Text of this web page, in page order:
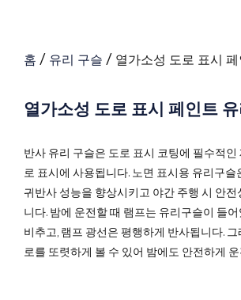
홈 / 유리 구슬 / 열가소성 도로 표시
열가소성 도로 표시 페인트
반사 유리 구슬은 도로 표시 코팅에 필수적인
로 표시에 사용됩니다. 노면 표시용 유리구슬
귀반사 성능을 향상시키고 야간 주행 시 안전
니다. 밤에 운전할 때 램프는 유리구슬이 들
비추고, 램프 광선은 평행하게 반사됩니다.
로를 또렷하게 볼 수 있어 밤에도 안전하게